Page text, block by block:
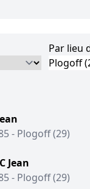
Par lieu
- Plogoff (29)
Jean
- Plogoff (29)